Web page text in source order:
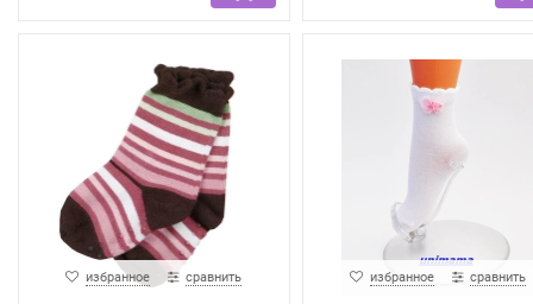
избранное сравнить избранное сравнить